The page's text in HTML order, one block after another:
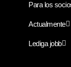
Para los
Actualmente
Lediga jobb